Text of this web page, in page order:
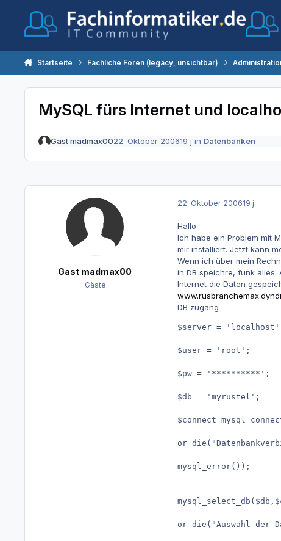
Startseite Fachliche Foren (legacy, unsichtbar)
MySQL fürs Internet und
Gast madmax0022. Oktober 200619 j in Datenbanken
Gast madmax00
Gäste
22. Oktober 200619 j
Hallo
Ich habe ein Problem mit
mir installiert. Jetzt kann
Wenn ich über mein
in DB speichre, funk alles.
Internet die Daten
DB zugang
$server =
$user = 'root';
$pw = '**********';
$db = 'myrustel';
or
mysql_error());
or die("Auswahl der